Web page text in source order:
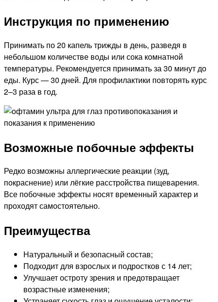
Инструкция по применению
Принимать по 20 капель трижды в день, разведя в
небольшом количестве воды или сока комнатной
температуры. Рекомендуется принимать за 30 минут до
еды. Курс — 30 дней. Для профилактики повторять курс
2–3 раза в год.
Возможные побочные эффекты
Редко возможны аллергические реакции (зуд,
покраснение) или лёгкие расстройства пищеварения.
Все побочные эффекты носят временный характер и
проходят самостоятельно.
Преимущества
Натуральный и безопасный состав;
Подходит для взрослых и подростков с 14 лет;
Улучшает остроту зрения и предотвращает
возрастные изменения;